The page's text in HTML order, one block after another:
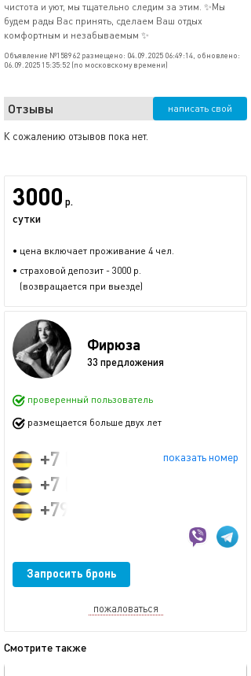
чистота и уют, мы тщательно следим за этим. ✨Мы
будем рады Вас принять, сделаем Ваш отдых
комфортным и незабываемым ✨
Объявление №158962 размещено: 04.09.2025 06:49:14, обновлено:
06.09.2025 15:35:52 (по московскому времени)
Отзывы написать свой
К сожалению отзывов пока нет.
3000 р.
сутки
• цена включает проживание 4 чел.
• страховой депозит - 3000 р.
(возвращается при выезде)
Фирюза
33 предложения
проверенный пользователь
размещается больше двух лет
показать номер
+7 (995) 332-63-64
+7 (950) 326-36-36
+79953326364
Запросить бронь
пожаловаться
Смотрите также